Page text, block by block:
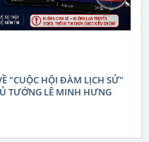
"CUỘC HỘI ĐÀM LỊCH SỬ"
TƯỚNG LÊ MINH HƯNG